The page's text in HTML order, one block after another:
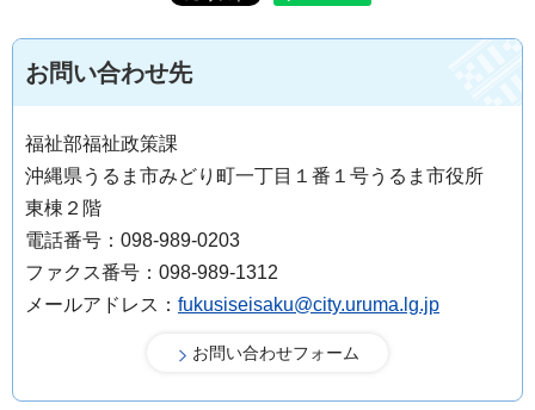
お問い合わせ先
福祉部福祉政策課
沖縄県うるま市みどり町一丁目１番１号うるま市役所
東棟２階
電話番号：098-989-0203
ファクス番号：098-989-1312
メールアドレス： fukusiseisaku@city.uruma.lg.jp